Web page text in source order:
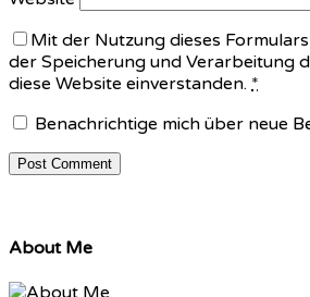
Mit der Nutzung dieses
der Speicherung und Verarbeitung
diese Website einverstanden. *
Benachrichtige mich über neue
About Me